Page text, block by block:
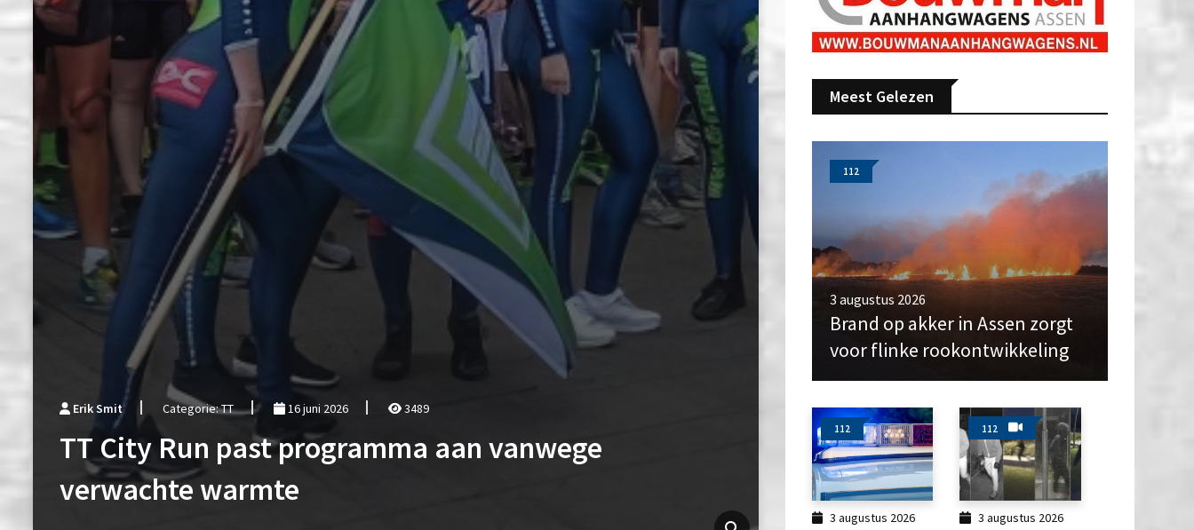
Erik Smit Categorie: TT 16 juni 2026 3489
TT City Run past programma aan vanwege
verwachte warmte
Meest Gelezen
112
3 augustus 2026
Brand op akker in Assen zorgt
voor flinke rookontwikkeling
112
3 augustus 2026
112
3 augustus 2026